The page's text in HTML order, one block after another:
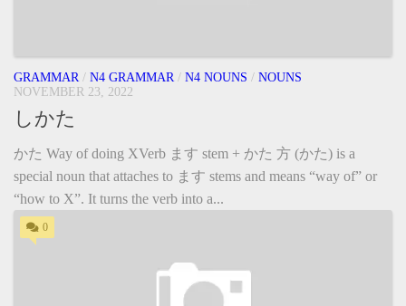
GRAMMAR/ N4 GRAMMAR/ N4 NOUNS / NOUNS
NOVEMBER 23, 2022
しかた
かた Way of doing XVerb ます stem + かた 方 (かた) is a
special noun that attaches to ます stems and means “way of” or
“how to X”. It turns the verb into a...
0